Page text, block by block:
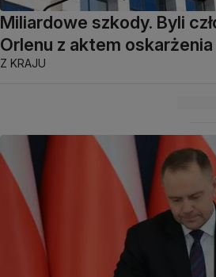
Miliardowe szkody. Byli
Orlenu z aktem oskarżenia
Z KRAJU